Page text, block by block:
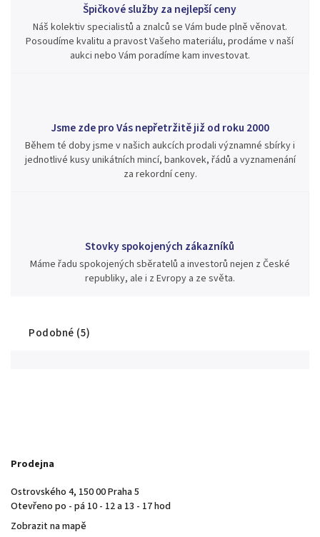
Špičkové služby za nejlepší ceny
Náš kolektiv specialistů a znalců se Vám bude plně věnovat.
Posoudíme kvalitu a pravost Vašeho materiálu, prodáme v naší
aukci nebo Vám poradíme kam investovat.
Jsme zde pro Vás nepřetržitě již od roku 2000
Během té doby jsme v našich aukcích prodali významné sbírky i
jednotlivé kusy unikátních mincí, bankovek, řádů a vyznamenání
za rekordní ceny.
Stovky spokojených zákazníků
Máme řadu spokojených sběratelů a investorů nejen z České
republiky, ale i z Evropy a ze světa.
Podobné (5)
Prodejna
Ostrovského 4, 150 00 Praha 5
Otevřeno po - pá 10 - 12 a 13 - 17 hod
Zobrazit na mapě